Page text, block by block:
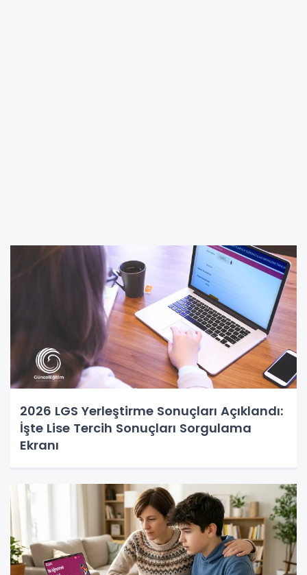
2026 LGS Yerleştirme Sonuçları Açıklandı:
İşte Lise Tercih Sonuçları Sorgulama
Ekranı